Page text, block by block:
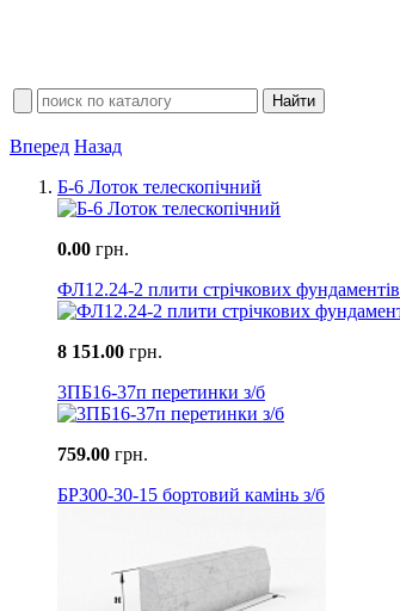
Вперед Назад
Б-6 Лоток телескопічний
0.00 грн.
ФЛ12.24-2 плити стрічкових фундаментів
8 151.00 грн.
3ПБ16-37п перетинки з/б
759.00 грн.
БР300-30-15 бортовий камінь з/б